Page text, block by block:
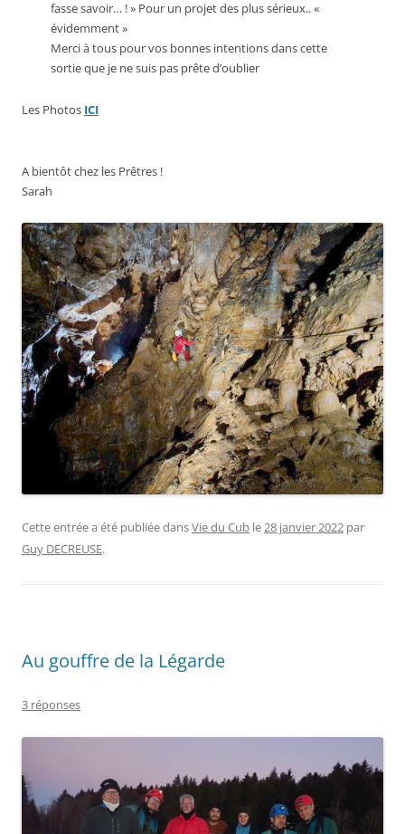
fasse savoir… ! » Pour un projet des plus sérieux.. «
évidemment »
Merci à tous pour vos bonnes intentions dans cette
sortie que je ne suis pas prête d’oublier
Les Photos ICI
A bientôt chez les Prêtres !
Sarah
Cette entrée a été publiée dansVie du Cub le28 janvier 2022 par
Guy DECREUSE.
Au gouffre de la Légarde
3 réponses